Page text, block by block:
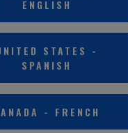
ENGLISH
STATES -
SPANISH
- FRENCH